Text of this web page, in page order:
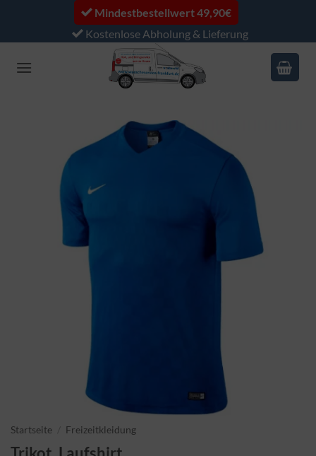
springen
Mindestbestellwert 49,90€
Kostenlose Abholung & Lieferung
Startseite Freizeitkleidung